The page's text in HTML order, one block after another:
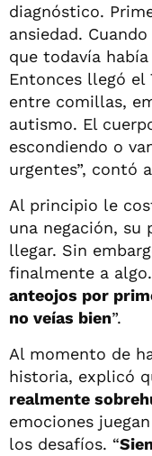
diagnóstico.
ansiedad.
que todavía
Entonces llegó el
entre comillas,
autismo. El
escondiendo o
urgentes”, contó
Al principio le
una negación, su
llegar. Sin
finalmente a
anteojos por
no veías bien”.
Al momento de
historia, explicó
realmente
emociones
los desafíos. “